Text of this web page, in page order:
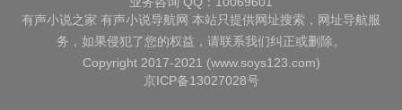
有声小说之家 有声小说导航网 本站只提供网址搜索，网址导航服
务，如果侵犯了您的权益，请联系我们纠正或删除。
Copyright 2017-2021 (www.soys123.com)
京ICP备13027028号